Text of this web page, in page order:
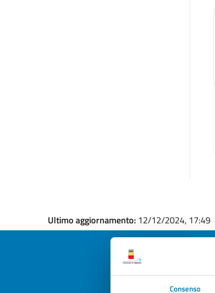
Consenso
Ultimo aggiornamento: 12/12/2024, 17:49